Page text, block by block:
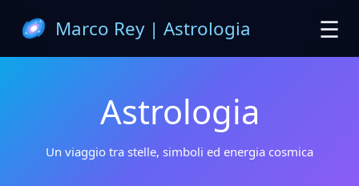
Marco Rey | Astrologia ☰
Astrologia
Un viaggio tra stelle, simboli ed energia cosmica